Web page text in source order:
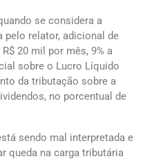
se considera a
pelo relator, adicional de
20 mil por mês, 9% a
sobre o Lucro Líquido
da tributação sobre a
no porcentual de
sendo mal interpretada e
queda na carga tributária